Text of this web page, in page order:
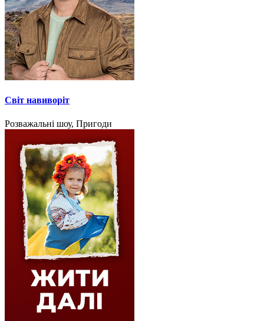
Світ навиворіт
Розважальні шоу, Пригоди